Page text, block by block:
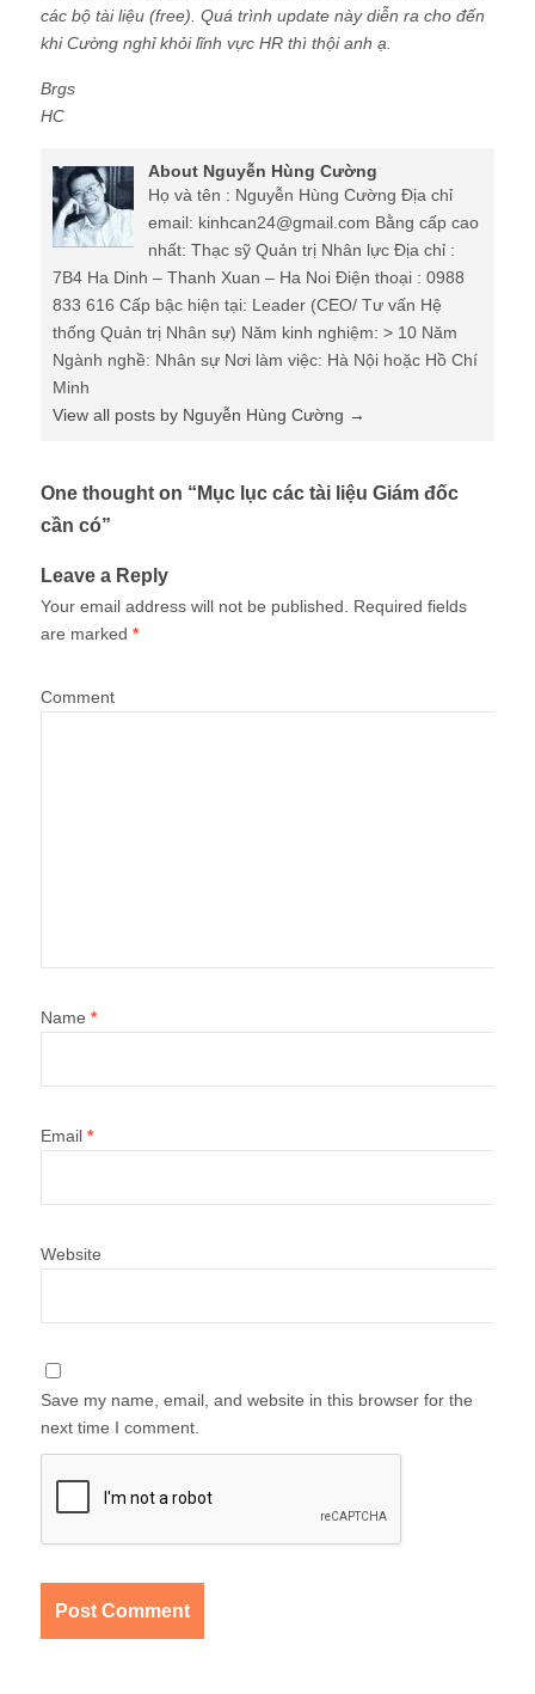
các bộ tài liệu (free). Quá trình update này diễn ra cho đến
khi Cường nghỉ khỏi lĩnh vực HR thì thội anh ạ.
Brgs
HC
About Nguyễn Hùng Cường
Họ và tên : Nguyễn Hùng Cường Địa chỉ
email: kinhcan24@gmail.com Bằng cấp cao
nhất: Thạc sỹ Quản trị Nhân lực Địa chỉ :
7B4 Ha Dinh – Thanh Xuan – Ha Noi Điện thoại : 0988
833 616 Cấp bậc hiện tại: Leader (CEO/ Tư vấn Hệ
thống Quản trị Nhân sự) Năm kinh nghiệm: > 10 Năm
Ngành nghề: Nhân sự Nơi làm việc: Hà Nội hoặc Hồ Chí
Minh
View all posts by Nguyễn Hùng Cường →
One thought on “ Mục lục các tài liệu Giám đốc
cần có”
Leave a Reply
Your email address will not be published.
Required fields
are marked *
Comment
Name *
Email *
Website
Save my name, email, and website in this browser for the
next time I comment.